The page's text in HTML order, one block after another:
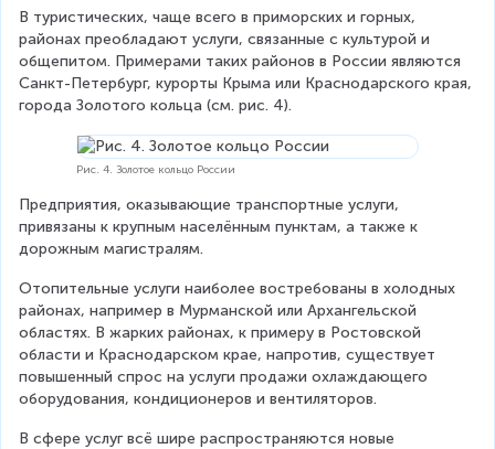
В туристических, чаще всего в приморских и горных,
районах преобладают услуги, связанные с культурой и
общепитом. Примерами таких районов в России являются
Санкт-Петербург, курорты Крыма или Краснодарского края,
города Золотого кольца (см. рис. 4).
Рис. 4. Золотое кольцо России
Предприятия, оказывающие транспортные услуги,
привязаны к крупным населённым пунктам, а также к
дорожным магистралям.
Отопительные услуги наиболее востребованы в холодных
районах, например в Мурманской или Архангельской
областях. В жарких районах, к примеру в Ростовской
области и Краснодарском крае, напротив, существует
повышенный спрос на услуги продажи охлаждающего
оборудования, кондиционеров и вентиляторов.
В сфере услуг всё шире распространяются новые